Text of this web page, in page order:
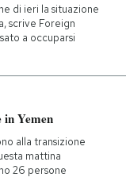
di ieri la situazione
scrive Foreign
a occuparsi
in Yemen
alla transizione
mattina
26 persone